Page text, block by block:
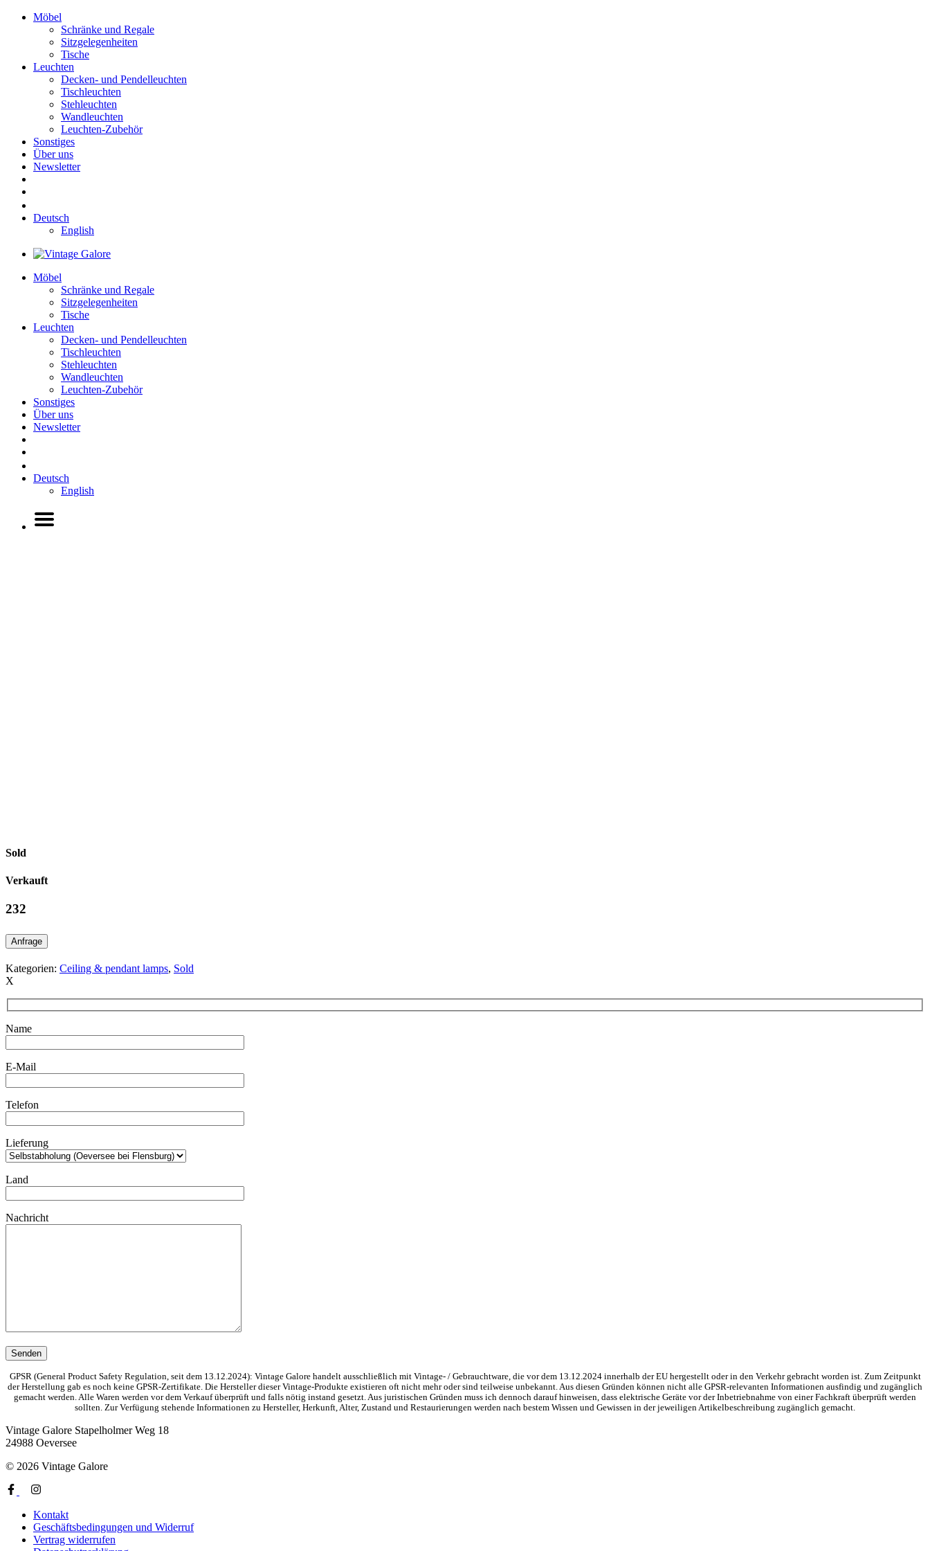
Möbel
Schränke und Regale
Sitzgelegenheiten
Tische
Leuchten
Decken- und Pendelleuchten
Tischleuchten
Stehleuchten
Wandleuchten
Leuchten-Zubehör
Sonstiges
Über uns
Newsletter
Deutsch
English
Möbel
Schränke und Regale
Sitzgelegenheiten
Tische
Leuchten
Decken- und Pendelleuchten
Tischleuchten
Stehleuchten
Wandleuchten
Leuchten-Zubehör
Sonstiges
Über uns
Newsletter
Deutsch
English
Sold
Verkauft
232
Anfrage
Kategorien: Ceiling & pendant lamps, Sold
X
Name
E-Mail
Telefon
Lieferung
Land
Nachricht
GPSR (General Product Safety Regulation, seit dem 13.12.2024): Vintage Galore handelt ausschließlich mit Vintage- / Gebrauchtware, die vor dem 13.12.2024 innerhalb der EU hergestellt oder in den Verkehr gebracht worden ist. Zum Zeitpunkt
der Herstellung gab es noch keine GPSR-Zertifikate. Die Hersteller dieser Vintage-Produkte existieren oft nicht mehr oder sind teilweise unbekannt. Aus diesen Gründen können nicht alle GPSR-relevanten Informationen ausfindig und zugänglich
gemacht werden. Alle Waren werden vor dem Verkauf überprüft und falls nötig instand gesetzt. Aus juristischen Gründen muss ich dennoch darauf hinweisen, dass elektrische Geräte vor der Inbetriebnahme von einer Fachkraft überprüft werden
sollten. Zur Verfügung stehende Informationen zu Hersteller, Herkunft, Alter, Zustand und Restaurierungen werden nach bestem Wissen und Gewissen in der jeweiligen Artikelbeschreibung zugänglich gemacht.
Vintage Galore Stapelholmer Weg 18
24988 Oeversee
© 2026 Vintage Galore
Kontakt
Geschäftsbedingungen und Widerruf
Vertrag widerrufen